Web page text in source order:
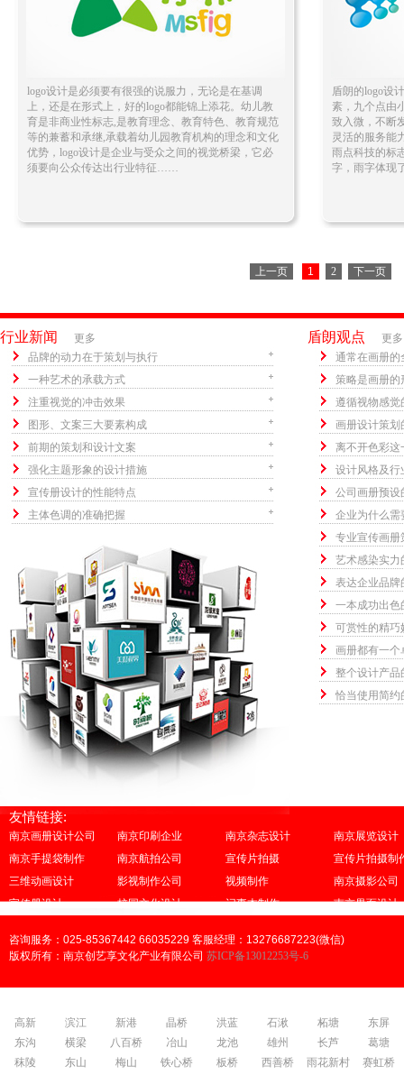
logo设计是必须要有很强的说服力，无论是在基调
上，还是在形式上，好的logo都能锦上添花。幼儿教
育是非商业性标志,是教育理念、教育特色、教育规范
等的兼蓄和承继,承载着幼儿园教育机构的理念和文化
优势，logo设计是企业与受众之间的视觉桥梁，它必
须要向公众传达出行业特征……
盾朗的logo设
素，九个点由
致入微，不断
灵活的服务能
雨点科技的标
字，雨字体现
上一页 1 2 下一页
行业新闻
更多
品牌的动力在于策划与执行
一种艺术的承载方式
注重视觉的冲击效果
图形、文案三大要素构成
前期的策划和设计文案
强化主题形象的设计措施
宣传册设计的性能特点
主体色调的准确把握
盾朗观点
更多
通常在画册的
策略是画册的
遵循视物感觉
画册设计策划
离不开色彩这
设计风格及行
公司画册预设
企业为什么需
专业宣传画册
艺术感染实力
表达企业品牌
一本成功出色
可赏性的精巧
画册都有一个
整个设计产品
恰当使用简约
友情链接:
南京画册设计公司 南京印刷企业 南京杂志设计
南京展览设计
南京手提袋制作
南京航拍公司 宣传片拍摄
宣传片拍摄制
三维动画设计
影视制作公司 视频制作
南京摄影公司
宣传册设计
校园文化设计 记事本制作 南京界面设计
咨询服务：025-85367442 66035229 客服经理：13276687223(微信)
版权所有：南京创艺享文化产业有限公司 苏ICP备13012253号-6
高新 滨江 新港 晶桥 洪蓝 石湫 柘塘
东屏
东沟
横梁 八百桥 冶山 龙池 雄州 长芦
葛塘
秣陵
东山 梅山 铁心桥 板桥 西善桥 雨花新村
赛虹桥